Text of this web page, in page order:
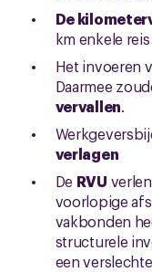
De
km enkele
Het invoeren
Daarmee
vervallen.
verlagen
De RVU
voorlopige
vakbonden
structurele
een